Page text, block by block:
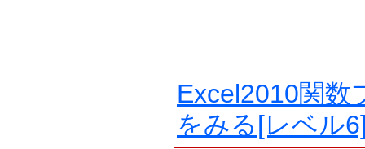
Excel2010関数
をみる[レベル